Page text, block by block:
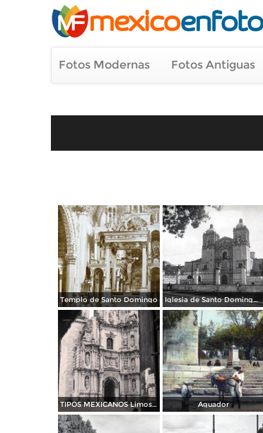
Fotos Modernas Fotos Antiguas
Templo de Santo Domingo Iglesia de Santo Domingo Oaxaca
TIPOS MEXICANOS Limosneros en Oaxaca Aguador